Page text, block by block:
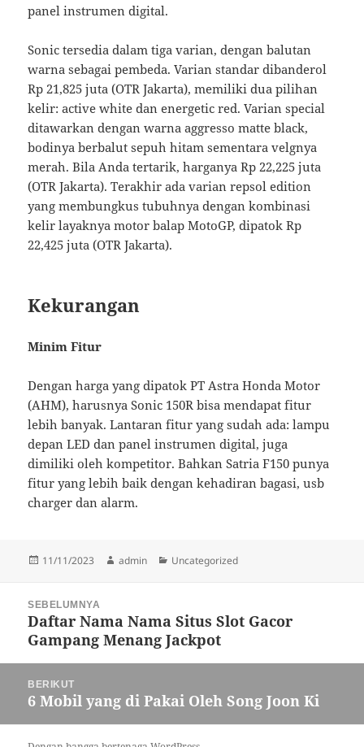
panel instrumen digital.
Sonic tersedia dalam tiga varian, dengan balutan
warna sebagai pembeda. Varian standar dibanderol
Rp 21,825 juta (OTR Jakarta), memiliki dua pilihan
kelir: active white dan energetic red. Varian special
ditawarkan dengan warna aggresso matte black,
bodinya berbalut sepuh hitam sementara velgnya
merah. Bila Anda tertarik, harganya Rp 22,225 juta
(OTR Jakarta). Terakhir ada varian repsol edition
yang membungkus tubuhnya dengan kombinasi
kelir layaknya motor balap MotoGP, dipatok Rp
22,425 juta (OTR Jakarta).
Kekurangan
Minim Fitur
Dengan harga yang dipatok PT Astra Honda Motor
(AHM), harusnya Sonic 150R bisa mendapat fitur
lebih banyak. Lantaran fitur yang sudah ada: lampu
depan LED dan panel instrumen digital, juga
dimiliki oleh kompetitor. Bahkan Satria F150 punya
fitur yang lebih baik dengan kehadiran bagasi, usb
charger dan alarm.
Diposkan
11/11/2023 Penulis
admin Kategori
Uncategorized
SEBELUMNYA
Pos
sebelumnya:
Daftar Nama Nama Situs Slot Gacor
Gampang Menang Jackpot
BERIKUT
Pos
berikutnya:
6 Mobil yang di Pakai Oleh Song Joon Ki